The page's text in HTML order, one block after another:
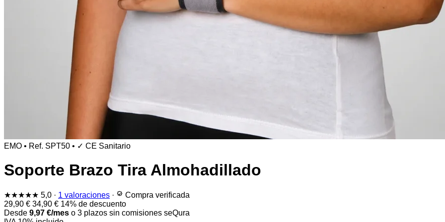
EMO • Ref. SPT50 • ✓ CE Sanitario
Soporte Brazo Tira Almohadillado
★★★★★ 5,0 · 1 valoraciones ·
Compra verificada
29,90 € 34,90 € 14% de descuento
Desde 9,97 €/mes o 3 plazos sin comisiones seQura